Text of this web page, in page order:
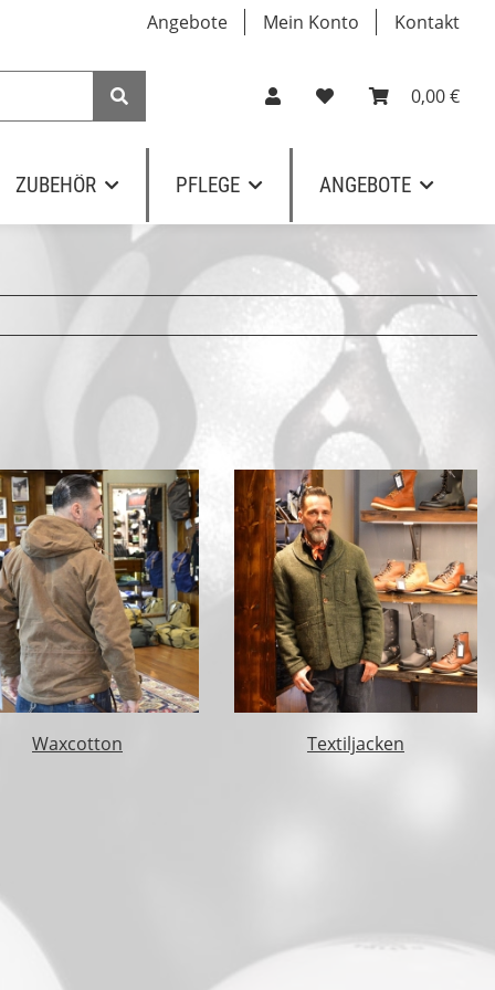
Angebote Mein Konto Kontakt
0,00 €
ZUBEHÖR PFLEGE ANGEBOTE
Waxcotton Textiljacken